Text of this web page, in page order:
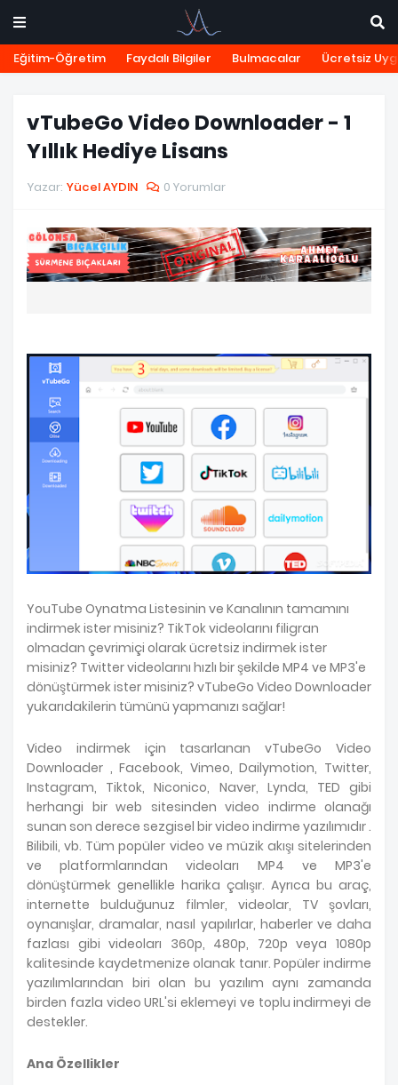
Eğitim-Öğretim Faydalı Bilgiler Bulmacalar Ücretsiz
vTubeGo Video Downloader - 1
Yıllık Hediye Lisans
Yazar: Yücel AYDIN 0 Yorumlar
YouTube Oynatma Listesinin ve Kanalının tamamını
indirmek ister misiniz? TikTok videolarını filigran
olmadan çevrimiçi olarak ücretsiz indirmek ister
misiniz? Twitter videolarını hızlı bir şekilde MP4 ve MP3'e
dönüştürmek ister misiniz? vTubeGo Video Downloader
yukarıdakilerin tümünü yapmanızı sağlar!
Video indirmek için tasarlanan vTubeGo Video
Downloader , Facebook, Vimeo, Dailymotion, Twitter,
Instagram, Tiktok, Niconico, Naver, Lynda, TED gibi
herhangi bir web sitesinden video indirme olanağı
sunan son derece sezgisel bir video indirme yazılımıdır .
Bilibili, vb. Tüm popüler video ve müzik akışı sitelerinden
ve platformlarından videoları MP4 ve MP3'e
dönüştürmek genellikle harika çalışır. Ayrıca bu araç,
internette bulduğunuz filmler, videolar, TV şovları,
oynanışlar, dramalar, nasıl yapılırlar, haberler ve daha
fazlası gibi videoları 360p, 480p, 720p veya 1080p
kalitesinde kaydetmenize olanak tanır. Popüler indirme
yazılımlarından biri olan bu yazılım aynı zamanda
birden fazla video URL'si eklemeyi ve toplu indirmeyi de
destekler.
Ana Özellikler